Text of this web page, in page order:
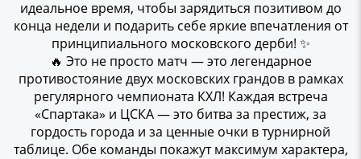
идеальное время, чтобы зарядиться позитивом до
конца недели и подарить себе яркие впечатления от
принципиального московского дерби! ✨
🔥 Это не просто матч — это легендарное
противостояние двух московских грандов в рамках
регулярного чемпионата КХЛ! Каждая встреча
«Спартака» и ЦСКА — это битва за престиж, за
гордость города и за ценные очки в турнирной
таблице. Обе команды покажут максимум характера,